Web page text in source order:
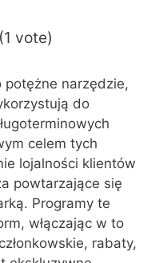
vote)
potężne narzędzie,
do
celem tych
lojalności klientów
powtarzające się
Programy te
włączając w to
rabaty,